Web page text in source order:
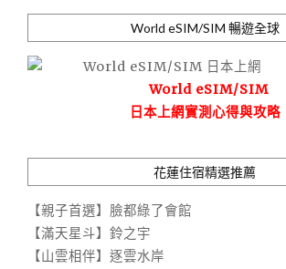
World eSIM/SIM 暢遊全球
World eSIM/SIM
日本上網實測心得與攻略
花蓮住宿精選推薦
【親子首選】臉都綠了會館
【滿天星斗】鈴之宇
【山雲相伴】逐雲水岸